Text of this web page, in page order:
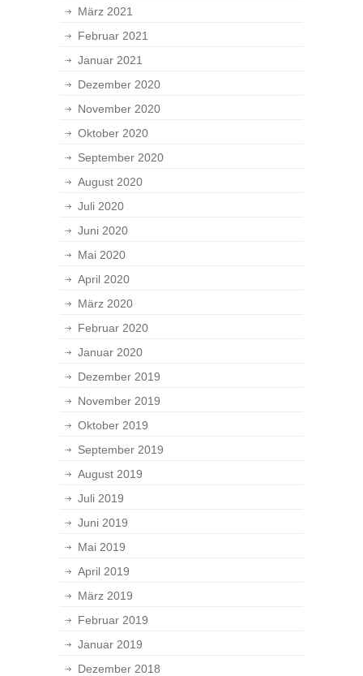
März 2021
Februar 2021
Januar 2021
Dezember 2020
November 2020
Oktober 2020
September 2020
August 2020
Juli 2020
Juni 2020
Mai 2020
April 2020
März 2020
Februar 2020
Januar 2020
Dezember 2019
November 2019
Oktober 2019
September 2019
August 2019
Juli 2019
Juni 2019
Mai 2019
April 2019
März 2019
Februar 2019
Januar 2019
Dezember 2018